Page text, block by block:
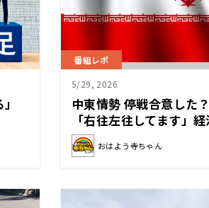
番組レポ
5/29, 2026
中東情勢 停戦合意した
「右往左往してます」
おはよう寺ちゃん